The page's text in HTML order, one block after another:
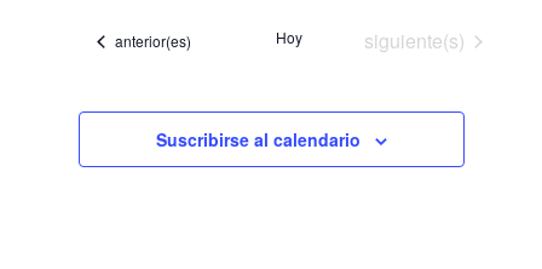
e
c
g
c
ó
Eventos
anterior(es) Hoy Eventos
siguiente(s)
Suscribirse al calendario